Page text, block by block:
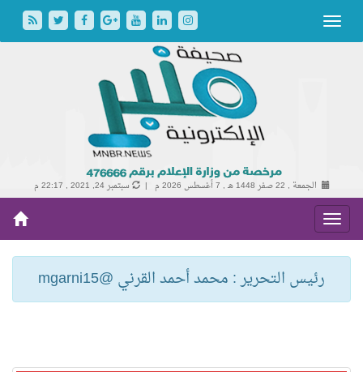
الجمعة , 22 صفر 1448 هـ , 7 أغسطس 2026 م | سبتمبر 24, 2021 , 22:17 م
رئيس التحرير : محمد أحمد القرني @mgarni15